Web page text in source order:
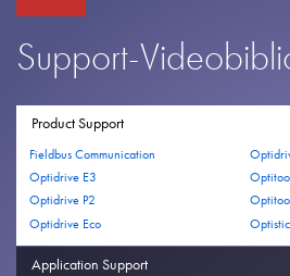
Support-
Product Support
Fieldbus Communication
Optidrive E3
Optidrive P2
Optidrive Eco
Application Support